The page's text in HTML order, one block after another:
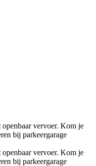
openbaar vervoer. Kom je
bij parkeergarage
openbaar vervoer. Kom je
bij parkeergarage